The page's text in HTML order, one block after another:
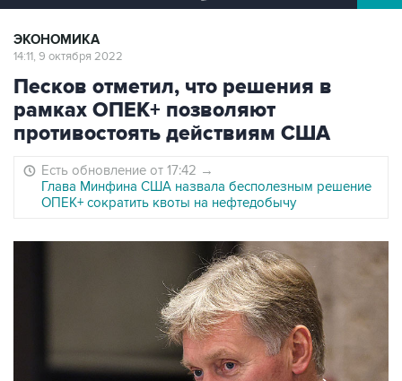
ЭКОНОМИКА
14:11, 9 октября 2022
Песков отметил, что решения в
рамках ОПЕК+ позволяют
противостоять действиям США
Есть обновление от 17:42 →
Глава Минфина США назвала бесполезным решение
ОПЕК+ сократить квоты на нефтедобычу